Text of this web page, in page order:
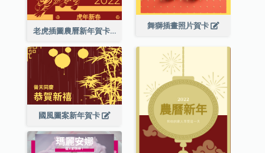
舞獅插畫照片賀卡
老虎插圖農曆新年賀卡
國風圖案新年賀卡